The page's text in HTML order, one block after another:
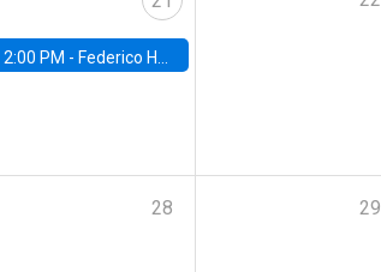
2:00 PM - Federico Huneeus - Banco Central de Chile
28 29